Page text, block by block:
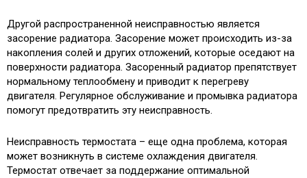
Другой распространенной неисправностью является
засорение радиатора. Засорение может происходить из-за
накопления солей и других отложений, которые оседают на
поверхности радиатора. Засоренный радиатор препятствует
нормальному теплообмену и приводит к перегреву
двигателя. Регулярное обслуживание и промывка радиатора
помогут предотвратить эту неисправность.
Неисправность термостата – еще одна проблема, которая
может возникнуть в системе охлаждения двигателя.
Термостат отвечает за поддержание оптимальной